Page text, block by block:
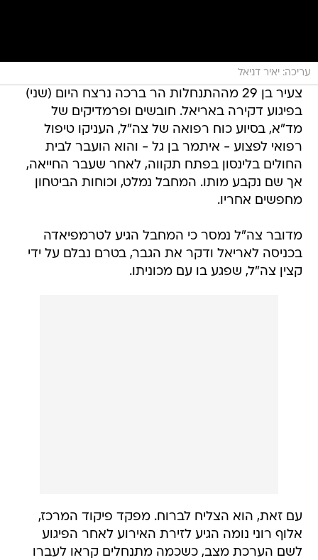
עריכה: יאיר דניאל
צעיר בן 29 מההתנחלות הר ברכה נרצח היום (שני)
בפיגוע דקירה באריאל. חובשים ופרמדיקים של
מד"א, בסיוע כוח רפואה של צה"ל, העניקו טיפול
רפואי לפצוע - איתמר בן גל - והוא הועבר לבית
החולים בלינסון בפתח תקווה, לאחר שעבר החייאה,
אך שם נקבע מותו. המחבל נמלט, וכוחות הביטחון
מחפשים אחריו.
מדובר צה"ל נמסר כי המחבל הגיע לטרמפיאדה
בכניסה לאריאל ודקר את הגבר, בטרם נבלם על ידי
קצין צה"ל, שפגע בו עם מכוניתו.
עם זאת, הוא הצליח לברוח. מפקד פיקוד המרכז,
אלוף רוני נומה הגיע לזירת האירוע לאחר הפיגוע
לשם הערכת מצב, כשכמה מתנחלים קראו לעברו